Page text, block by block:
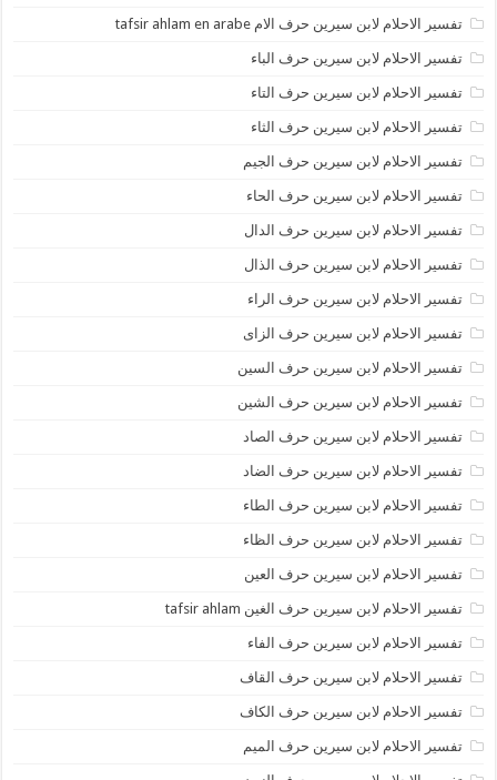
تفسير الاحلام لابن سيرين حرف الام tafsir ahlam en arabe
تفسير الاحلام لابن سيرين حرف الباء
تفسير الاحلام لابن سيرين حرف التاء
تفسير الاحلام لابن سيرين حرف الثاء
تفسير الاحلام لابن سيرين حرف الجيم
تفسير الاحلام لابن سيرين حرف الحاء
تفسير الاحلام لابن سيرين حرف الدال
تفسير الاحلام لابن سيرين حرف الذال
تفسير الاحلام لابن سيرين حرف الراء
تفسير الاحلام لابن سيرين حرف الزاى
تفسير الاحلام لابن سيرين حرف السين
تفسير الاحلام لابن سيرين حرف الشين
تفسير الاحلام لابن سيرين حرف الصاد
تفسير الاحلام لابن سيرين حرف الضاد
تفسير الاحلام لابن سيرين حرف الطاء
تفسير الاحلام لابن سيرين حرف الظاء
تفسير الاحلام لابن سيرين حرف العين
تفسير الاحلام لابن سيرين حرف الغين tafsir ahlam
تفسير الاحلام لابن سيرين حرف الفاء
تفسير الاحلام لابن سيرين حرف القاف
تفسير الاحلام لابن سيرين حرف الكاف
تفسير الاحلام لابن سيرين حرف الميم